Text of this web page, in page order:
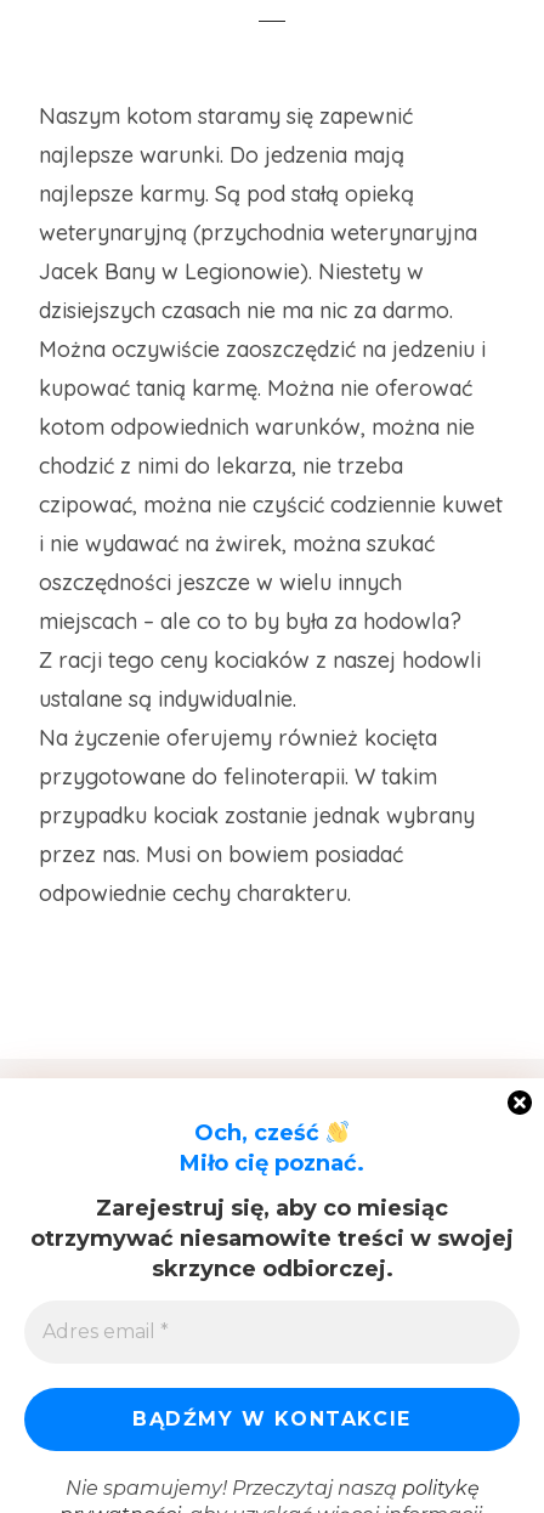
Naszym kotom staramy się zapewnić
najlepsze warunki. Do jedzenia mają
najlepsze karmy. Są pod stałą opieką
weterynaryjną (przychodnia weterynaryjna
Jacek Bany w Legionowie). Niestety w
dzisiejszych czasach nie ma nic za darmo.
Można oczywiście zaoszczędzić na jedzeniu i
kupować tanią karmę. Można nie oferować
kotom odpowiednich warunków, można nie
chodzić z nimi do lekarza, nie trzeba
czipować, można nie czyścić codziennie kuwet
i nie wydawać na żwirek, można szukać
oszczędności jeszcze w wielu innych
miejscach – ale co to by była za hodowla?
Z racji tego ceny kociaków z naszej hodowli
ustalane są indywidualnie.
Na życzenie oferujemy również kocięta
przygotowane do felinoterapii. W takim
przypadku kociak zostanie jednak wybrany
przez nas. Musi on bowiem posiadać
odpowiednie cechy charakteru.
Och, cześć
Miło cię poznać.
Zarejestruj się, aby co miesiąc
otrzymywać niesamowite treści w swojej
skrzynce odbiorczej.
Nie spamujemy! Przeczytaj naszą politykę
Adres
ul. Generała Bolesława Roi 14